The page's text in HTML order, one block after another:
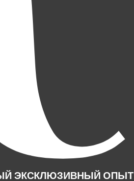
ЭКСКЛЮЗИВНЫЙ ОПЫТ